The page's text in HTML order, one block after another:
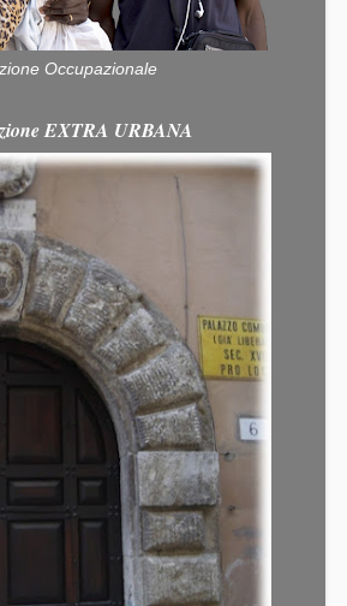
Occupazionale
EXTRA URBANA